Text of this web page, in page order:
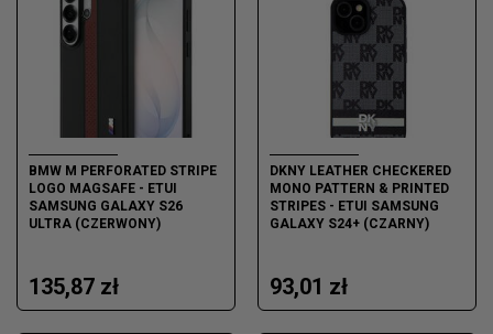
BMW M PERFORATED STRIPE
LOGO MAGSAFE - ETUI
SAMSUNG GALAXY S26
ULTRA (CZERWONY)
135,87 zł
DKNY LEATHER CHECKERED
MONO PATTERN & PRINTED
STRIPES - ETUI SAMSUNG
GALAXY S24+ (CZARNY)
93,01 zł